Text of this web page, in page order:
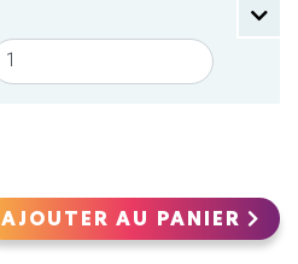
AJOUTER AU PANIER